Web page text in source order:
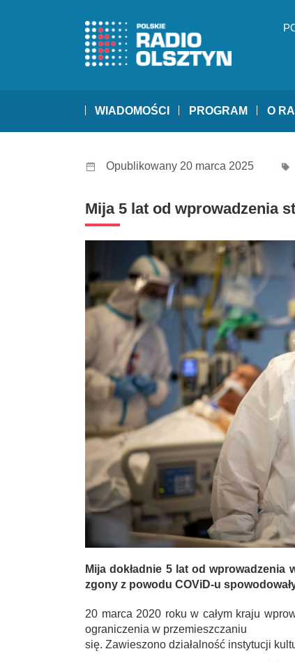
WIADOMOŚCI PROGRAM O
Opublikowany 20 marca 2025
Mija 5 lat od wprowadzenia
Mija dokładnie 5 lat od
zgony z powodu COViD-u
20 marca 2020 roku w całym kraju
ograniczenia w przemieszczaniu
się. Zawieszono działalność instytucji